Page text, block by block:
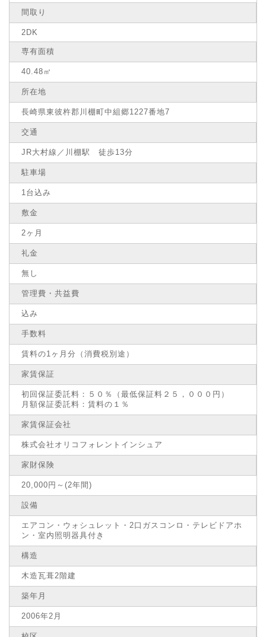
間取り
2DK
専有面積
40.48㎡
所在地
長崎県東彼杵郡川棚町中組郷1227番地7
交通
JR大村線／川棚駅 徒歩13分
駐車場
1台込み
敷金
2ヶ月
礼金
無し
管理費・共益費
込み
手数料
賃料の1ヶ月分（消費税別途）
家賃保証
初回保証委託料：５０％（最低保証料２５，０００円）
月額保証委託料：賃料の１％
家賃保証会社
株式会社オリコフォレントインシュア
家財保険
20,000円～(2年間)
設備
エアコン・ウォシュレット・2口ガスコンロ・テレビドアホ
ン・室内照明器具付き
構造
木造瓦葺2階建
築年月
2006年2月